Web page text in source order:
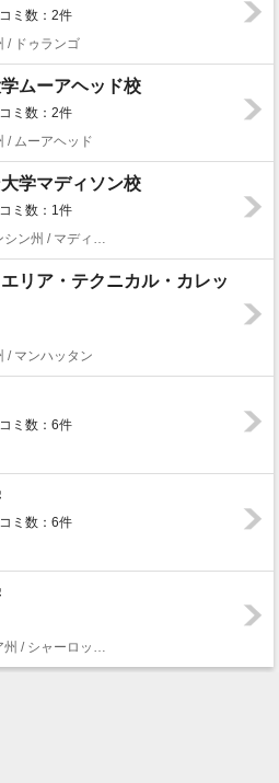
ミ数：2件
/ ドゥランゴ
ムーアヘッド校
ミ数：2件
/ ムーアヘッド
学マディソン校
ミ数：1件
アメリカ / ウィスコンシン州 / マディソン
リア・テクニカル・カレッ
/ マンハッタン
ミ数：6件
ミ数：6件
アメリカ / バージニア州 / シャーロッツビル